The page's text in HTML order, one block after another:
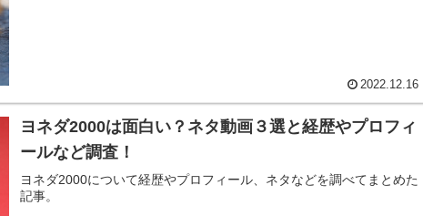
2022.12.16
ヨネダ2000は面白い？ネタ動画３選と経歴やプロフィ
ールなど調査！
ヨネダ2000について経歴やプロフィール、ネタなどを調べてまとめた
記事。